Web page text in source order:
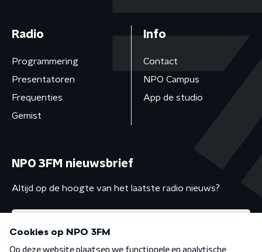
Radio
Programmering
Presentatoren
Frequenties
Gemist
Info
Contact
NPO Campus
App de studio
NPO 3FM nieuwsbrief
Altijd op de hoogte van het laatste radio nieuws?